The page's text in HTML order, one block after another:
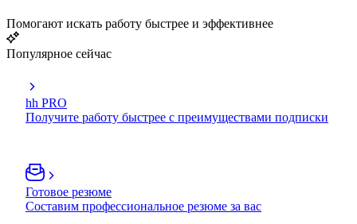
Помогают искать работу быстрее и эффективнее
Популярное сейчас
hh PRO
Получите работу быстрее с преимуществами подписки
Готовое резюме
Составим профессиональное резюме за вас